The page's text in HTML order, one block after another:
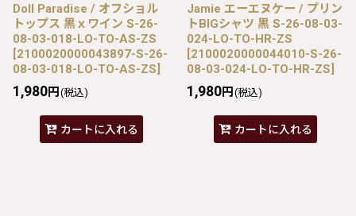
Doll Paradise / オフショル
トップス 黒ｘワイン S-26-
08-03-018-LO-TO-AS-ZS
[2100020000043897-S-26-
08-03-018-LO-TO-AS-ZS]
1,980円 (税込)
カートに入れる
Jamie エーエヌケー / プリン
トBIGシャツ 黒 S-26-08-03-
024-LO-TO-HR-ZS
[2100020000044010-S-26-
08-03-024-LO-TO-HR-ZS]
1,980円 (税込)
カートに入れる